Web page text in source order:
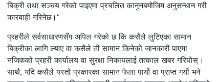
बिक्री तथा सञ्चय गरेको पाइएमा प्रचलित कानुनबमोजिम अनुसन्धान गरी
कारबाही गरिनेछ।”
प्रहरीले सर्वसाधारणसँग अपिल गरेको छ कि कसैले लुटिएका सामान
बिक्रीका लागि ल्याए वा कसैले ती सामान किनेको जानकारी पाएमा
नजिकको प्रहरी कार्यालय वा सुरक्षा निकायलाई तत्काल खबर गरियोस्।
साथै, यदि कसैले यस्तो प्रकारका सामान फेला पार्यो वा प्राप्त गर्यो भने